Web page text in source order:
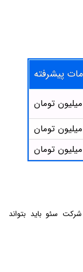
پیشرفته
سئو باید بتواند